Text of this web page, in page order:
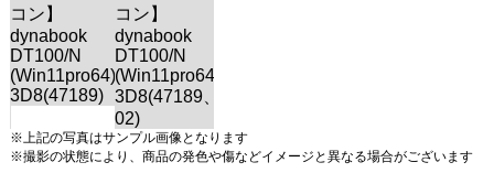
※上記の写真はサンプル画像となります
※撮影の状態により、商品の発色や傷などイメージと異なる場合がございます